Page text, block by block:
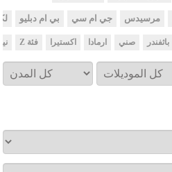
مرسيدس جي ام سي بي ام دبليو
باثفندر صني ارمادا اكستيرا فئة Z